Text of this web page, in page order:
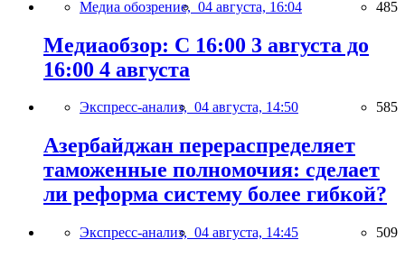
Медиа обозрение, 04 августа, 16:04 485
Медиаобзор: С 16:00 3 августа до
16:00 4 августа
Экспресс-анализ, 04 августа, 14:50 585
Азербайджан перераспределяет
таможенные полномочия: сделает
ли реформа систему более гибкой?
Экспресс-анализ, 04 августа, 14:45 509